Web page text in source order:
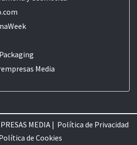
Media
MEDIA | Política de Privacidad
de Cookies